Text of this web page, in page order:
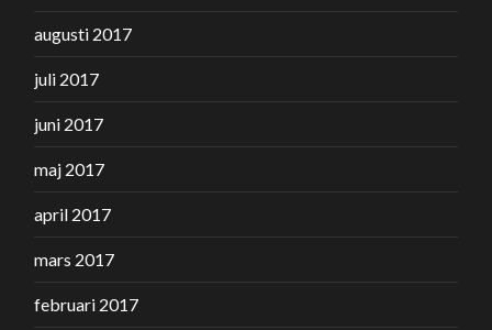
augusti 2017
juli 2017
juni 2017
maj 2017
april 2017
mars 2017
februari 2017